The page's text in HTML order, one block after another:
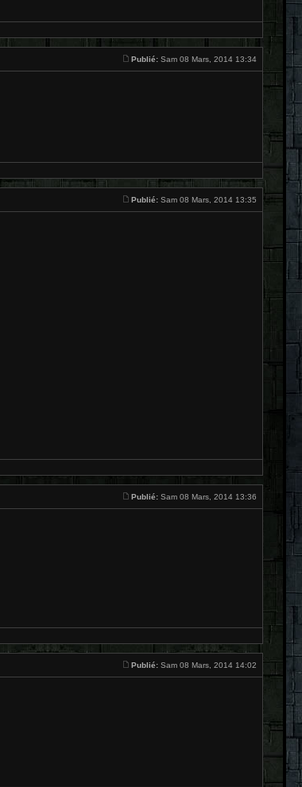
Publié: Sam 08 Mars, 2014 13:34
Publié: Sam 08 Mars, 2014 13:35
Publié: Sam 08 Mars, 2014 13:36
Publié: Sam 08 Mars, 2014 14:02